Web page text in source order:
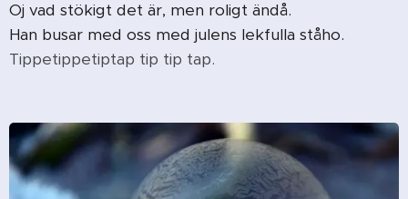
Oj vad stökigt det är, men roligt ändå.
Han busar med oss med julens lekfulla ståho.
Tippetippetiptap tip tip tap.